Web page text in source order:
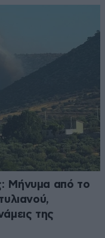
Μήνυμα από το
της